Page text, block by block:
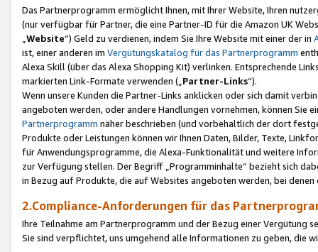
Das Partnerprogramm ermöglicht Ihnen, mit Ihrer Website, Ihren
(nur verfügbar für Partner, die eine Partner-ID für die Amazon UK
Website“) Geld zu verdienen, indem Sie Ihre Website mit einer der in
ist, einer anderen im Vergütungskatalog für das Partnerprogramm
Alexa Skill (über das Alexa Shopping Kit) verlinken. Entsprechende
markierten Link-Formate verwenden („ Partner-Links“).
Wenn unsere Kunden die Partner-Links anklicken oder sich damit
angeboten werden, oder andere Handlungen vornehmen, können Sie
Partnerprogramm näher beschrieben (und vorbehaltlich der dort
Produkte oder Leistungen können wir Ihnen Daten, Bilder, Texte,
für Anwendungsprogramme, die Alexa-Funktionalität und weitere
zur Verfügung stellen. Der Begriff „Programminhalte“ bezieht sich
in Bezug auf Produkte, die auf Websites angeboten werden, bei
2.Compliance-Anforderungen für das
Ihre Teilnahme am Partnerprogramm und der Bezug einer Vergütung
Sie sind verpflichtet, uns umgehend alle Informationen zu geben, die